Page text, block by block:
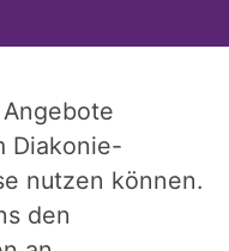
Diakonie-
nutzen können.
den